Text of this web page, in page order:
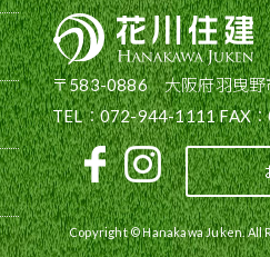
〒583-0886 大阪府羽曳野
TEL：072-944-1111 FAX
Copyright © Hanakawa Juken. All